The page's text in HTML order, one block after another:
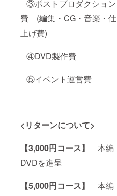
③ポストプロダクション
費 (編集・CG・音楽・仕
上げ費)
④DVD製作費
⑤イベント運営費
<リターンについて>
【3,000円コース】 本編
DVDを進呈
【5,000円コース】
本編